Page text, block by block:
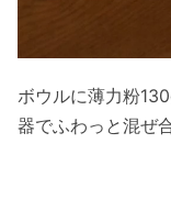
ボウルに薄⼒粉
器でふわっと混ぜ